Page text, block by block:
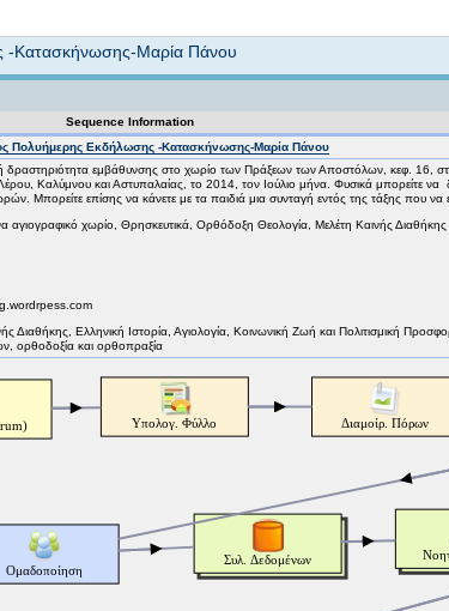
-Κατασκήνωσης-Μαρία Πάνου
Sequence Information
Πολυήμερης Εκδήλωσης -Κατασκήνωσης-Μαρία Πάνου
εμβάθυνσης στο χωρίο των Πράξεων των Αποστόλων, κεφ. 16,
Καλύμνου και Αστυπαλαίας, το 2014, τον Ιούλιο μήνα. Φυσικά μπορείτε να
Μπορείτε επίσης να κάνετε με τα παιδιά μια συνταγή εντός της τάξης που να
χωρίο, Θρησκευτικά, Ορθόδοξη Θεολογία, Μελέτη Καινής Διαθήκης
Ελληνική Ιστορία, Αγιολογία, Κοινωνική Ζωή και Πολιτισμική
ορθοδοξία και ορθοπραξία